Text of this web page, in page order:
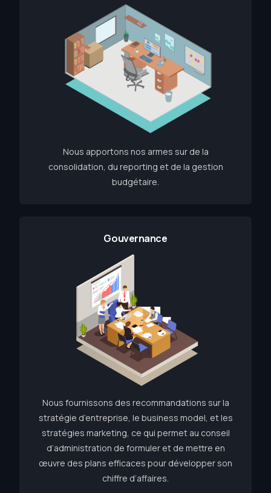
Nous apportons nos armes sur de la
consolidation, du reporting et de la gestion
budgétaire.
Gouvernance
Nous fournissons des recommandations sur la
stratégie d’entreprise, le business model, et les
stratégies marketing, ce qui permet au conseil
d’administration de formuler et de mettre en
œuvre des plans efficaces pour développer son
chiffre d’affaires.